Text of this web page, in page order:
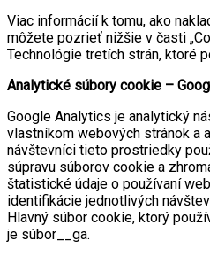
Viac informácií k tomu, ako
môžete pozrieť nižšie v časti
Technológie tretích strán, ktoré
Analytické súbory cookie –
Google Analytics je analytický
vlastníkom webových stránok a
návštevníci tieto prostriedky
súpravu súborov cookie a
štatistické údaje o používaní
identifikácie jednotlivých
Hlavný súbor cookie, ktorý
je súbor__ga.